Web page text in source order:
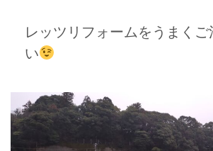
レッツリフォームをうまくご
い